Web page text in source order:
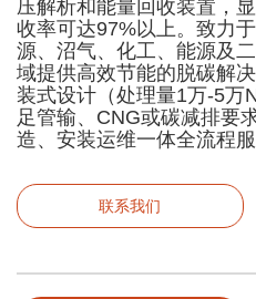
压解析和能量回收装置，
收率可达97%以上。致力
源、沼气、化工、能源及
域提供高效节能的脱碳解
装式设计（处理量1万-5万
足管输、CNG或碳减排要
造、安装运维一体全流程服
联系我们